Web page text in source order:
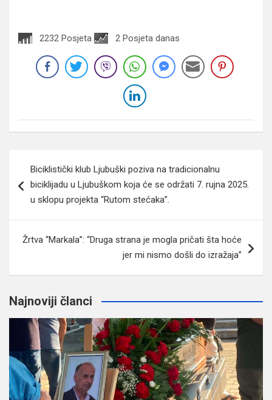
2232 Posjeta 2 Posjeta danas
članaka
Biciklistički klub Ljubuški poziva na tradicionalnu
biciklijadu u Ljubuškom koja će se održati 7. rujna 2025.
u sklopu projekta “Rutom stećaka”.
Žrtva “Markala”: “Druga strana je mogla pričati šta hoće
jer mi nismo došli do izražaja”
Najnoviji članci